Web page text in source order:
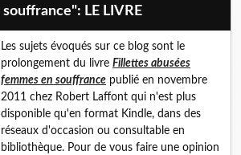
souffrance": LE LIVRE
Les sujets évoqués sur ce blog sont le
prolongement du livre Fillettes abusées
femmes en souffrance publié en novembre
2011 chez Robert Laffont qui n'est plus
disponible qu'en format Kindle, dans des
réseaux d'occasion ou consultable en
bibliothèque. Pour de vous faire une opinion